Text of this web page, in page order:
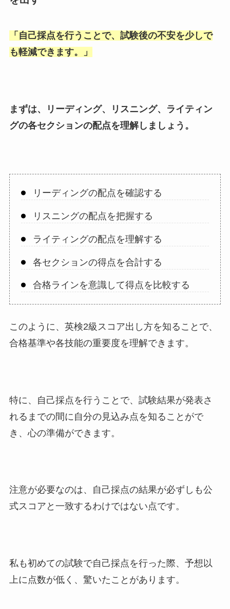
「 自己採点を行うことで、試験後の不安を少しで
も軽減できます。
」
まずは、リーディング、リスニング、ライティン
グの各セクションの配点を理解しましょう。
リーディングの配点を確認する
リスニングの配点を把握する
ライティングの配点を理解する
各セクションの得点を合計する
合格ラインを意識して得点を比較する
このように、英検2級スコア出し方を知ることで、
合格基準や各技能の重要度を理解できます。
特に、自己採点を行うことで、試験結果が発表さ
れるまでの間に自分の見込み点を知ることがで
き、心の準備ができます。
注意が必要なのは、自己採点の結果が必ずしも公
式スコアと一致するわけではない点です。
私も初めての試験で自己採点を行った際、予想以
上に点数が低く、驚いたことがあります。